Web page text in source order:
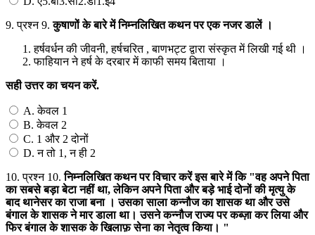
9.प्रश्न 9.कुषाणों के बारे में निम्नलिखित कथन पर एक नजर डालें ।
हर्षवर्धन की जीवनी, हर्षचरित , बाणभट्ट द्वारा संस्कृत में लिखी गई थी ।
फाहियान ने हर्ष के दरबार में काफी समय बिताया ।
सही उत्तर का चयन करें.
A. केवल 1
B. केवल 2
C. 1 और 2 दोनों
D. न तो 1, न ही 2
10.प्रश्न 10.निम्नलिखित कथन पर विचार करें इस बारे में कि"वह अपने पिता
का सबसे बड़ा बेटा नहीं था,लेकिन अपने पिता और बड़े भाई दोनों की मृत्यु के
बाद थानेसर का राजा बना । उसका साला कन्नौज का शासक था और उसे
बंगाल के शासक ने मार डाला था। उसने कन्नौज राज्य पर कब्ज़ा कर लिया और
फिर बंगाल के शासक के खिलाफ़ सेना का नेतृत्व किया। "